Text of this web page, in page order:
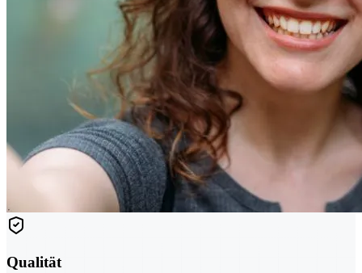
Qualität